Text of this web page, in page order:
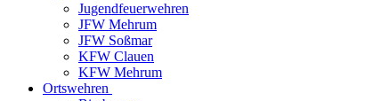
Jugendfeuerwehren
JFW Mehrum
JFW Soßmar
KFW Clauen
KFW Mehrum
Ortswehren